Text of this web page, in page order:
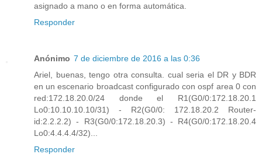
asignado a mano o en forma automática.
Responder
Anónimo 7 de diciembre de 2016 a las 0:36
Ariel, buenas, tengo otra consulta. cual seria el DR y BDR
en un escenario broadcast configurado con ospf area 0 con
red:172.18.20.0/24 donde el R1(G0/0:172.18.20.1
Lo0:10.10.10.10/31) - R2(G0/0: 172.18.20.2 Router-
id:2.2.2.2) - R3(G0/0:172.18.20.3) - R4(G0/0:172.18.20.4
Lo0:4.4.4.4/32)...
Responder